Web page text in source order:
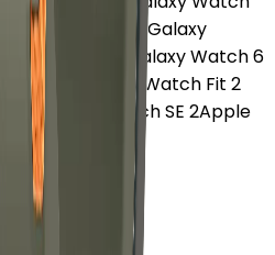
FE
Samsung Galaxy
Samsung Galaxy Watch 6
Huawei Watch Fit 2
Pro Apple Watch SE 2Apple